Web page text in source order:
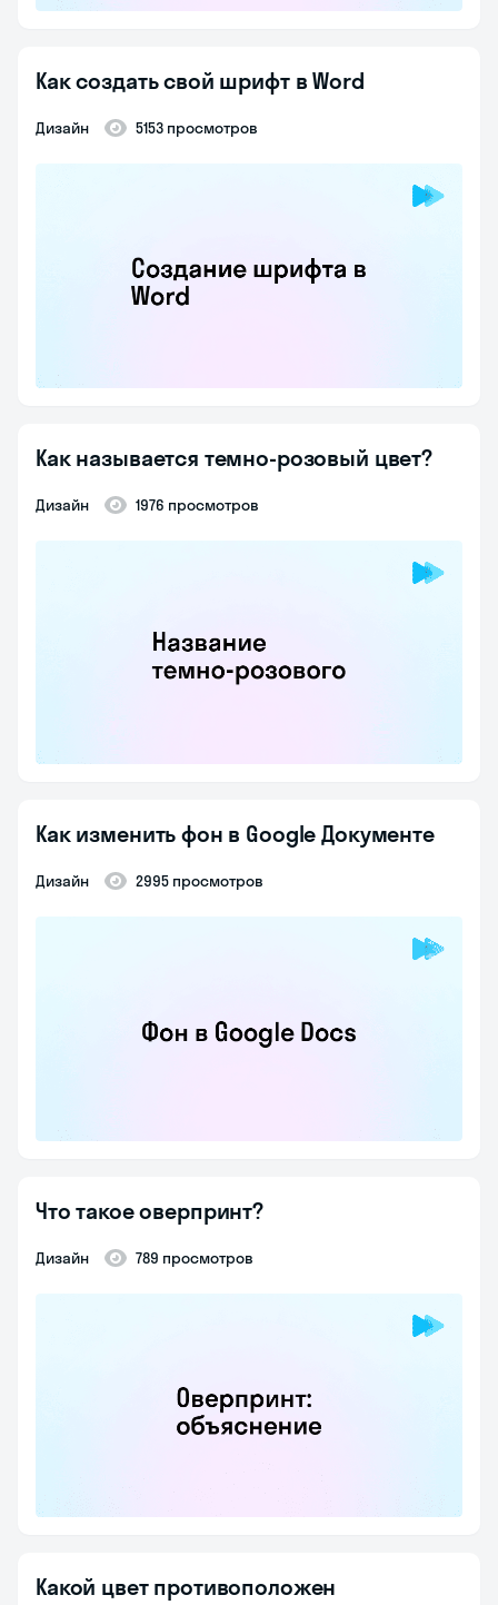
Как создать свой шрифт в Word
Дизайн 5153 просмотров
Как называется темно-розовый цвет?
Дизайн 1976 просмотров
Как изменить фон в Google Документе
Дизайн 2995 просмотров
Что такое оверпринт?
Дизайн 789 просмотров
Какой цвет противоположен